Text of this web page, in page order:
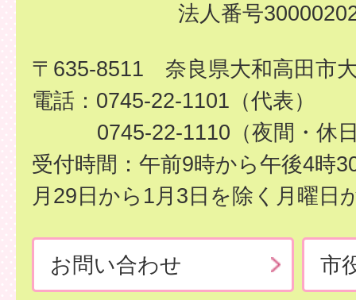
法人番号
〒635-8511 奈良県大和高田市
電話：0745-22-1101（代表）
0745-22-1110（夜間・休
受付時間：午前9時から午後4時
月29日から1月3日を除く月曜日
お問い合わせ 市